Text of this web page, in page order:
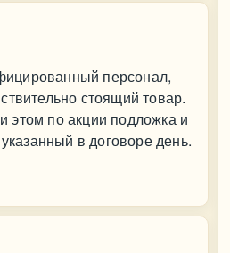
персонал,
стоящий товар.
по акции подложка и
в договоре день.